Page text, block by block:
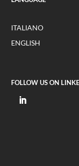
ITALIANO
ENGLISH
FOLLOW US ON